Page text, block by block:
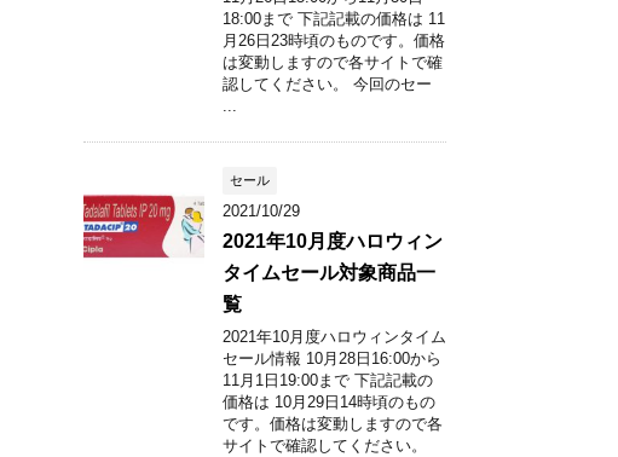
18:00まで 下記記載の価格は 11
月26日23時頃のものです。価格
は変動しますので各サイトで確
認してください。 今回のセー
...
セール
2021/10/29
2021年10月度ハロウィン
タイムセール対象商品一
覧
2021年10月度ハロウィンタイム
セール情報 10月28日16:00から
11月1日19:00まで 下記記載の
価格は 10月29日14時頃のもの
です。価格は変動しますので各
サイトで確認してください。